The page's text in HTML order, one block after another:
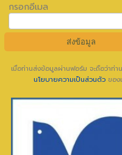
กรอกอีเมล
เมื่อท่านส่งข้อมูลผ่านฟอร์ม จะถือว่าท่า
นโยบายความเป็นส่วนตัว ของ